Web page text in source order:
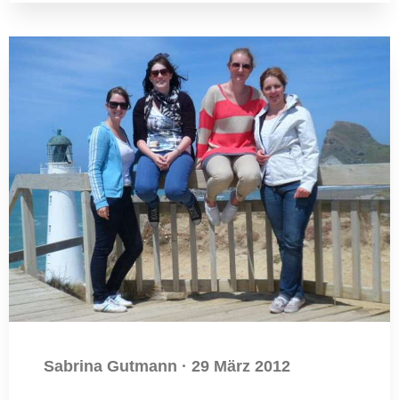
Sabrina Gutmann · 29 März 2012